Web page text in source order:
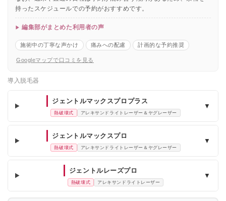
持ったスケジュールでの予約がおすすめです。
編集部がまとめた利用者の声
施術中の丁寧な声かけ 痛みへの配慮 計画的な予約推奨
Googleマップで口コミを見る
導入脱毛器
ジェントルマックスプロプラス
熱破壊式 アレキサンドライトレーザー＆ヤグレーザー
▼
ジェントルマックスプロ
熱破壊式 アレキサンドライトレーザー＆ヤグレーザー
▼
ジェントルレーズプロ
熱破壊式 アレキサンドライトレーザー
▼